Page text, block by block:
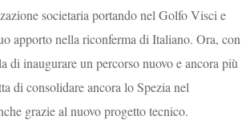
societaria portando nel Golfo Visci e
apporto nella riconferma di Italiano. Ora, con
di inaugurare un percorso nuovo e ancora più
di consolidare ancora lo Spezia nel
grazie al nuovo progetto tecnico.